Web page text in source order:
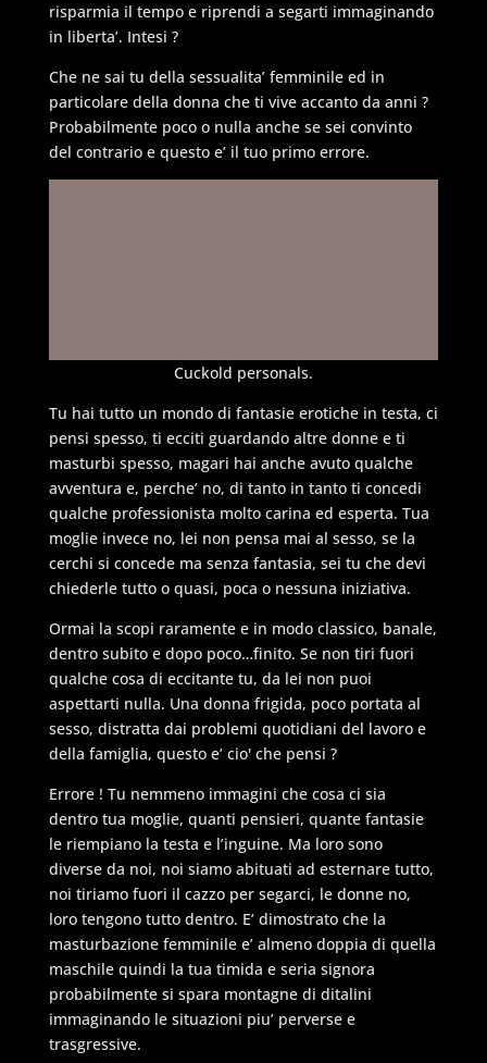
risparmia il tempo e riprendi a segarti immaginando
in liberta’. Intesi ?
Che ne sai tu della sessualita’ femminile ed in
particolare della donna che ti vive accanto da anni ?
Probabilmente poco o nulla anche se sei convinto
del contrario e questo e’ il tuo primo errore.
Cuckold personals.
Tu hai tutto un mondo di fantasie erotiche in testa, ci
pensi spesso, ti ecciti guardando altre donne e ti
masturbi spesso, magari hai anche avuto qualche
avventura e, perche’ no, di tanto in tanto ti concedi
qualche professionista molto carina ed esperta. Tua
moglie invece no, lei non pensa mai al sesso, se la
cerchi si concede ma senza fantasia, sei tu che devi
chiederle tutto o quasi, poca o nessuna iniziativa.
Ormai la scopi raramente e in modo classico, banale,
dentro subito e dopo poco…finito. Se non tiri fuori
qualche cosa di eccitante tu, da lei non puoi
aspettarti nulla. Una donna frigida, poco portata al
sesso, distratta dai problemi quotidiani del lavoro e
della famiglia, questo e’ cio' che pensi ?
Errore ! Tu nemmeno immagini che cosa ci sia
dentro tua moglie, quanti pensieri, quante fantasie
le riempiano la testa e l’inguine. Ma loro sono
diverse da noi, noi siamo abituati ad esternare tutto,
noi tiriamo fuori il cazzo per segarci, le donne no,
loro tengono tutto dentro. E’ dimostrato che la
masturbazione femminile e’ almeno doppia di quella
maschile quindi la tua timida e seria signora
probabilmente si spara montagne di ditalini
immaginando le situazioni piu’ perverse e
trasgressive.